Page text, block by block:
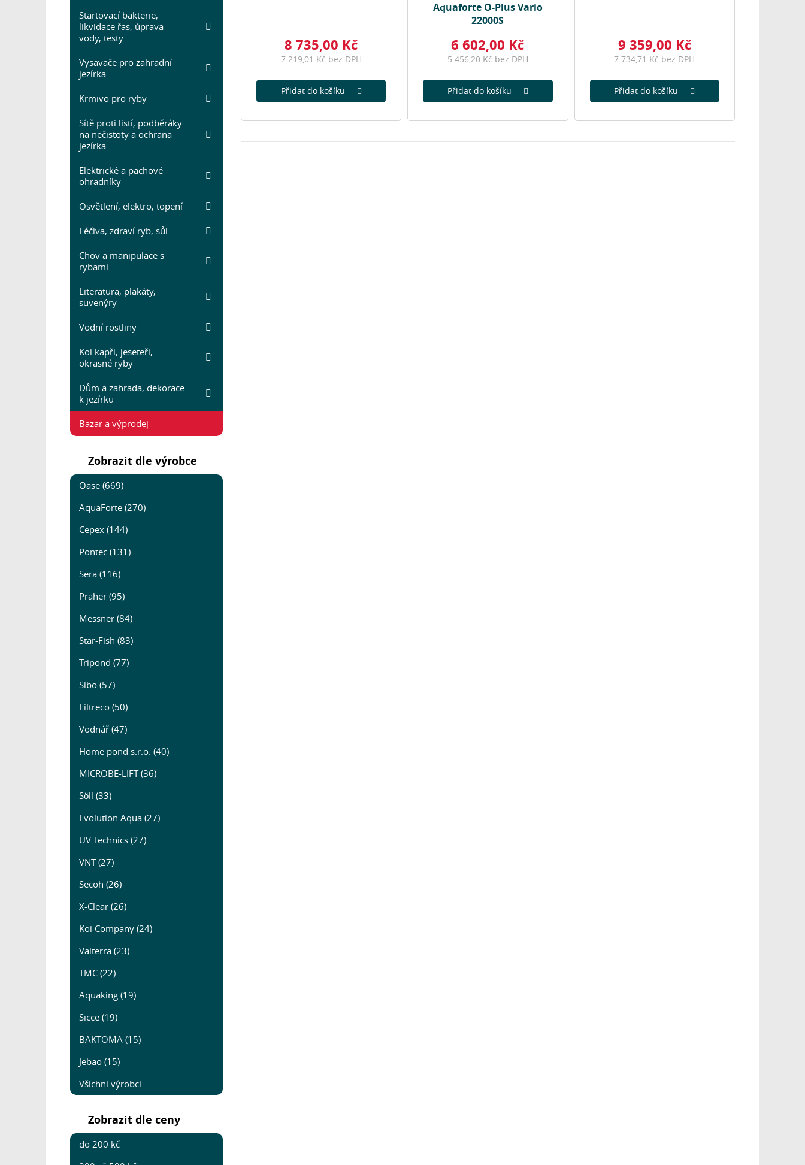
Startovací bakterie,
likvidace řas, úprava
vody, testy
Vysavače pro zahradní
jezírka
Krmivo pro ryby
Sítě proti listí, podběráky
na nečistoty a ochrana
jezírka
Elektrické a pachové
ohradníky
Osvětlení, elektro, topení
Léčiva, zdraví ryb, sůl
Chov a manipulace s
rybami
Literatura, plakáty,
suvenýry
Vodní rostliny
Koi kapři, jeseteři,
okrasné ryby
Dům a zahrada, dekorace
k jezírku
Bazar a výprodej
Zobrazit dle výrobce
Oase (669)
AquaForte (270)
Cepex (144)
Pontec (131)
Sera (116)
Praher (95)
Messner (84)
Star-Fish (83)
Tripond (77)
Sibo (57)
Filtreco (50)
Vodnář (47)
Home pond s.r.o. (40)
MICROBE-LIFT (36)
Söll (33)
Evolution Aqua (27)
UV Technics (27)
VNT (27)
Secoh (26)
X-Clear (26)
Koi Company (24)
Valterra (23)
TMC (22)
Aquaking (19)
Sicce (19)
BAKTOMA (15)
Jebao (15)
Všichni výrobci
Zobrazit dle ceny
do 200 kč
8 735,00 Kč
7 219,01 Kč bez DPH
Přidat do košíku
Aquaforte O-Plus Vario
22000S
6 602,00 Kč
5 456,20 Kč bez DPH
Přidat do košíku
9 359,00 Kč
7 734,71 Kč bez DPH
Přidat do košíku